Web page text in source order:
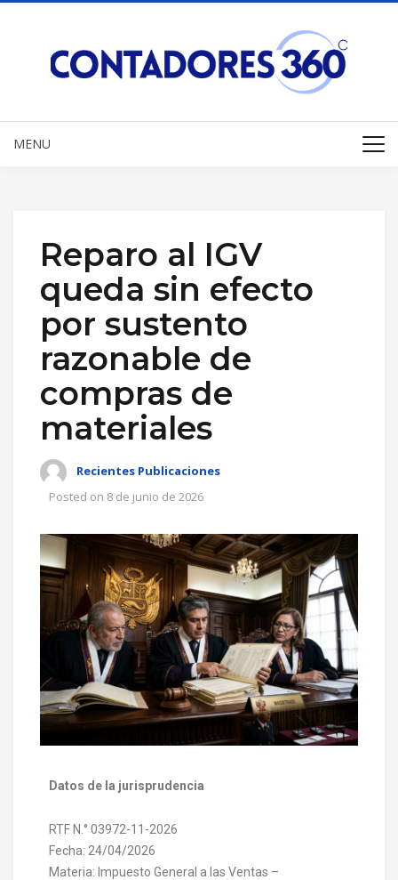
MENU
Reparo al IGV
queda sin efecto
por sustento
razonable de
compras de
materiales
Recientes Publicaciones
Posted on 8 de junio de 2026
Datos de la jurisprudencia
RTF N.° 03972-11-2026
Fecha: 24/04/2026
Materia: Impuesto General a las Ventas –